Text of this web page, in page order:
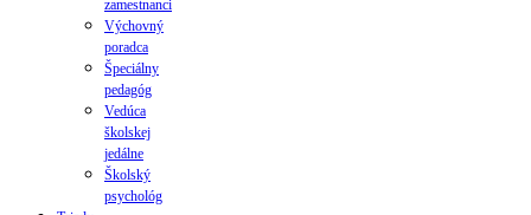
zamestnanci
Výchovný
poradca
Špeciálny
pedagóg
Vedúca
školskej
jedálne
Školský
psychológ